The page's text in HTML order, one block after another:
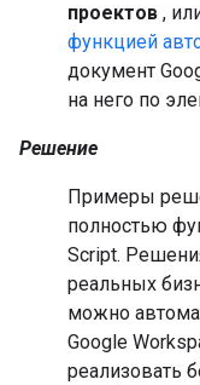
проектов ,
функцией
документ
на него по
Решение
Примеры
полностью
Script.
реальных
можно
Google
реализовать